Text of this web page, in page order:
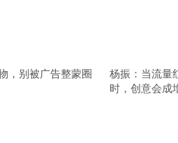
，别被广告整蒙圈
杨振：当流量
时，创意会成